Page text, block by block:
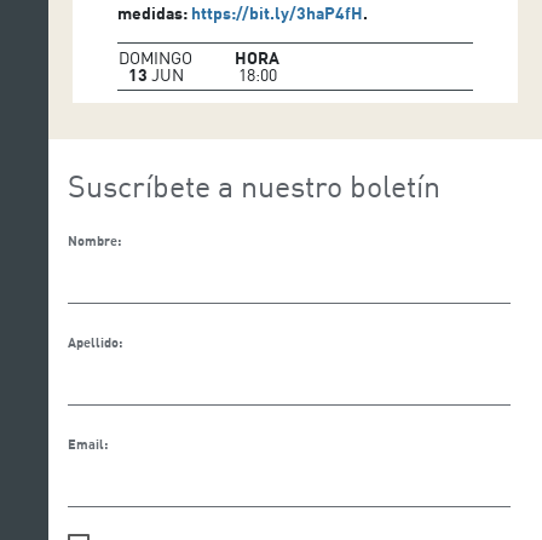
medidas: https://bit.ly/3haP4fH.
DOMINGO
13 JUN
HORA
18:00
Suscríbete a nuestro boletín
Nombre:
Apellido:
Email: